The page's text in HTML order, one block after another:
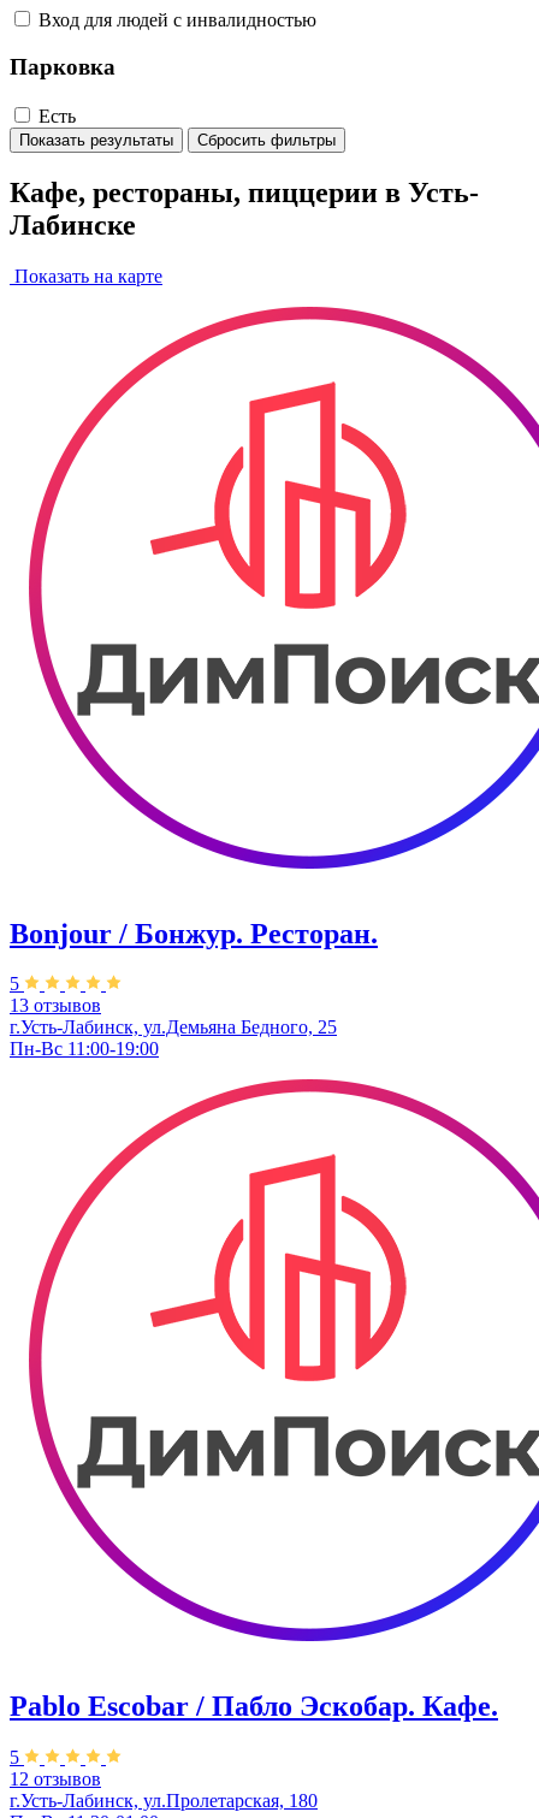
Вход для людей с инвалидностью
Парковка
Есть
Показать результаты Сбросить фильтры
Кафе, рестораны, пиццерии в Усть-
Лабинске
Показать на карте
Bonjour / Бонжур. Ресторан.
5
13 отзывов
г.Усть-Лабинск, ул.Демьяна Бедного, 25
Пн-Вс 11:00-19:00
Pablo Escobar / Пабло Эскобар. Кафе.
5
12 отзывов
г.Усть-Лабинск, ул.Пролетарская, 180